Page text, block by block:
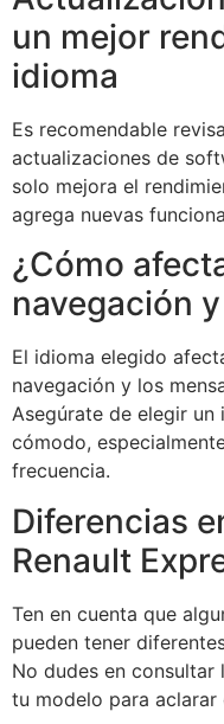
un mejor
idioma
Es recomendable
actualizaciones de
solo mejora el
agrega nuevas
¿Cómo
navegación
El idioma elegido
navegación y los
Asegúrate de elegir
cómodo,
frecuencia.
Diferencias
Renault
Ten en cuenta que
pueden tener
No dudes en
tu modelo para aclarar